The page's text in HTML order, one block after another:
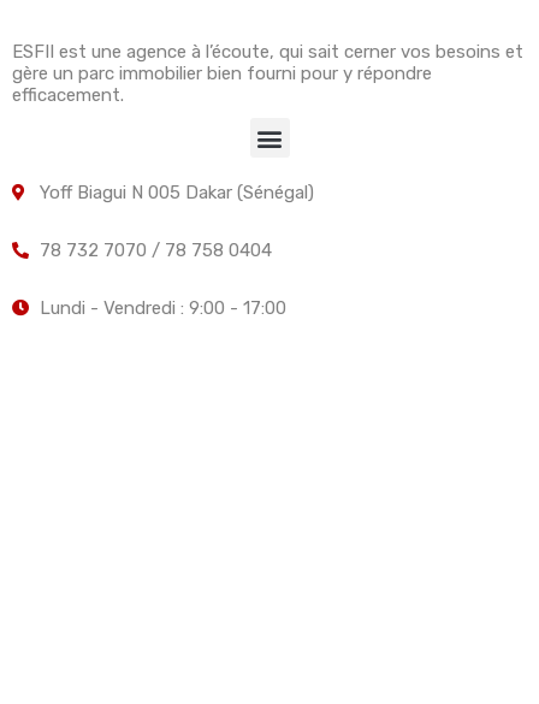
ESFII est une agence à l’écoute, qui sait cerner vos besoins et
gère un parc immobilier bien fourni pour y répondre
efficacement.
Yoff Biagui N 005 Dakar (Sénégal)
78 732 7070 / 78 758 0404
Lundi - Vendredi : 9:00 - 17:00